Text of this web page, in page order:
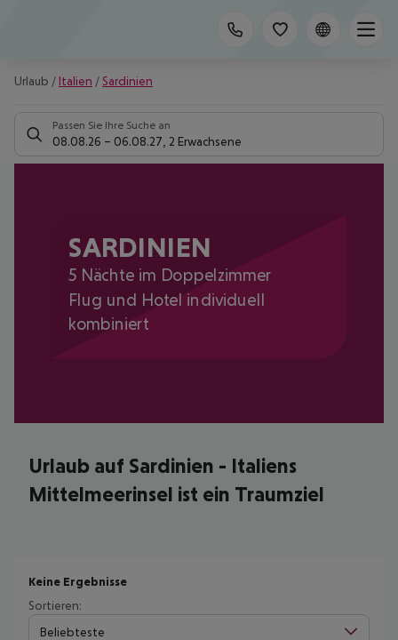
Urlaub / Italien / Sardinien
Passen Sie Ihre Suche an
08.08.26 – 06.08.27 2 Erwachsene
SARDINIEN
5 Nächte im Doppelzimmer
Flug und Hotel individuell
kombiniert
Urlaub auf Sardinien - Italiens
Mittelmeerinsel ist ein Traumziel
Keine Ergebnisse
Sortieren:
Beliebteste